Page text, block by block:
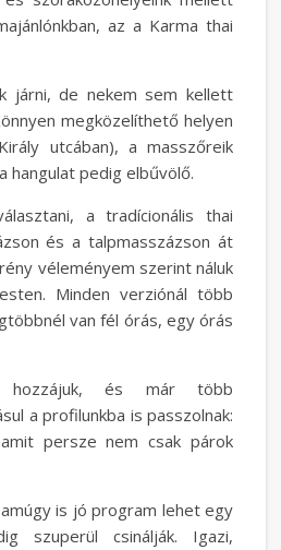
az a Karma thai
járni, de nekem sem kellett
megközelíthető helyen
utcában), a masszőreik
hangulat pedig elbűvölő.
a tradícionális thai
és a talpmasszázson át
véleményem szerint náluk
Minden verziónál több
van fél órás, egy órás
hozzájuk, és már több
a profilunkba is passzolnak:
persze nem csak párok
is jó program lehet egy
szuperül csinálják. Igazi,